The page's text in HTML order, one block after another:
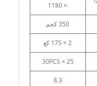
× 1180
350 كجم
2 × 175 كغ
25 × 30PCS
8.3